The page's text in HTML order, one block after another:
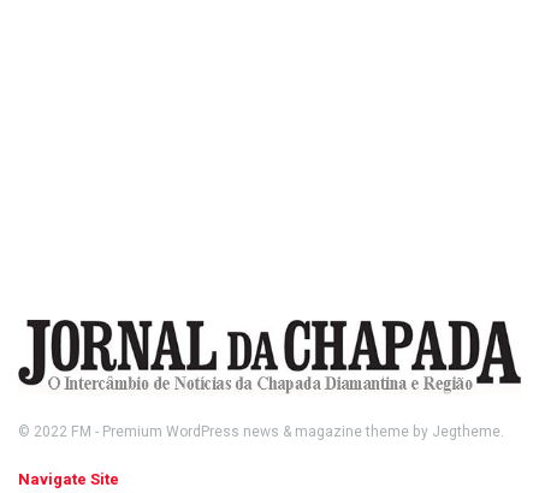
© 2022 FM - Premium WordPress news & magazine theme by Jegtheme.
Navigate Site